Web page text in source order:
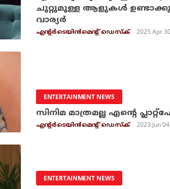
ചുറ്റുമുള്ള ആളുകൾ
വാര്യർ
എന്റര്‍ടെയിന്‍മെന്റ് ഡെസ്‌ക് 2025 Apr
ENTERTAINMENT NEWS
സിനിമ മാത്രമല്ല എന്റെ
എന്റര്‍ടെയിന്‍മെന്റ് ഡെസ്‌ക് 2023 Jun
ENTERTAINMENT NEWS